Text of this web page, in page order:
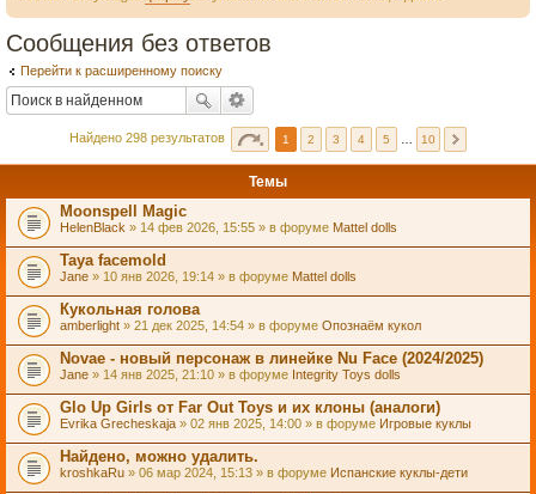
Сообщения без ответов
Перейти к расширенному поиску
Найдено 298 результатов 1 2 3 4 5 10
Темы
Moonspell Magic
HelenBlack » 14 фев 2026, 15:55 » в форуме Mattel dolls
Taya facemold
Jane » 10 янв 2026, 19:14 » в форуме Mattel dolls
Кукольная голова
amberlight » 21 дек 2025, 14:54 » в форуме Опознаём кукол
Novae - новый персонаж в линейке Nu Face (2024/2025)
Jane » 14 янв 2025, 21:10 » в форуме Integrity Toys dolls
Glo Up Girls от Far Out Toys и их клоны (аналоги)
Evrika Grecheskaja » 02 янв 2025, 14:00 » в форуме Игровые куклы
Найдено, можно удалить.
kroshkaRu » 06 мар 2024, 15:13 » в форуме Испанские куклы-дети